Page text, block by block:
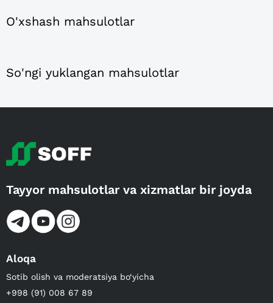
O'xshash mahsulotlar
So'ngi yuklangan mahsulotlar
Tayyor mahsulotlar va xizmatlar bir joyda
Aloqa
Sotib olish va moderatsiya bo‘yicha
+998 (91) 008 67 89